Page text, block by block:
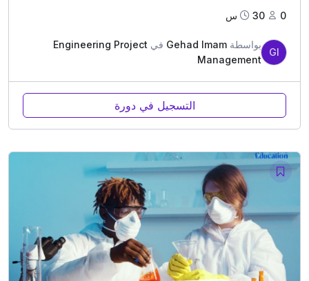
0 30س
GI
بواسطة Gehad Imam في Engineering Project
Management
التسجيل في دورة